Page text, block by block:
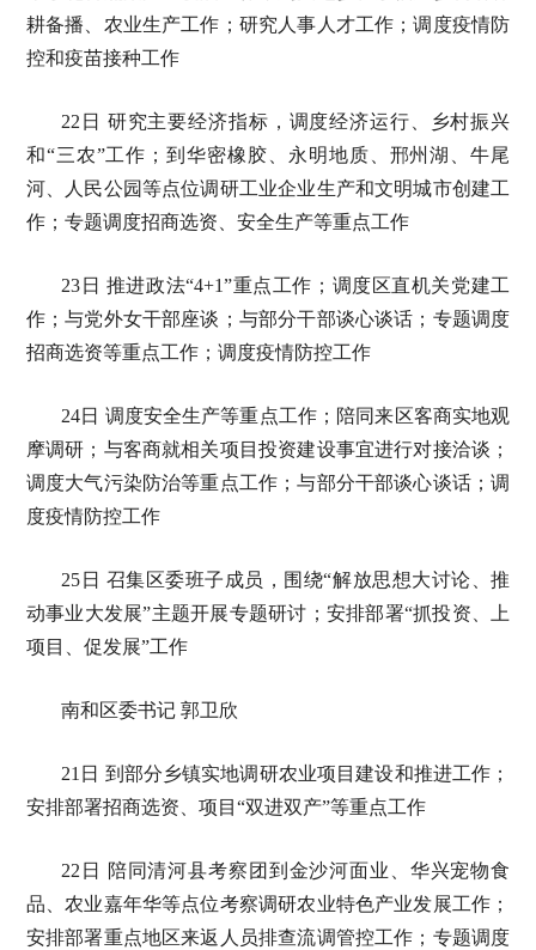
耕备播、农业生产工作；研究人事人才工作；调度疫情防
控和疫苗接种工作
22日 研究主要经济指标，调度经济运行、乡村振兴
和“三农”工作；到华密橡胶、永明地质、邢州湖、牛尾
河、人民公园等点位调研工业企业生产和文明城市创建工
作；专题调度招商选资、安全生产等重点工作
23日 推进政法“4+1”重点工作；调度区直机关党建工
作；与党外女干部座谈；与部分干部谈心谈话；专题调度
招商选资等重点工作；调度疫情防控工作
24日 调度安全生产等重点工作；陪同来区客商实地观
摩调研；与客商就相关项目投资建设事宜进行对接洽谈；
调度大气污染防治等重点工作；与部分干部谈心谈话；调
度疫情防控工作
25日 召集区委班子成员，围绕“解放思想大讨论、推
动事业大发展”主题开展专题研讨；安排部署“抓投资、上
项目、促发展”工作
南和区委书记 郭卫欣
21日 到部分乡镇实地调研农业项目建设和推进工作；
安排部署招商选资、项目“双进双产”等重点工作
22日 陪同清河县考察团到金沙河面业、华兴宠物食
品、农业嘉年华等点位考察调研农业特色产业发展工作；
安排部署重点地区来返人员排查流调管控工作；专题调度